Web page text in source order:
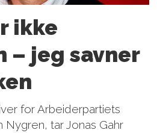
ikke
– jeg savner
for Arbeiderpartiets
Nygren, tar Jonas Gahr